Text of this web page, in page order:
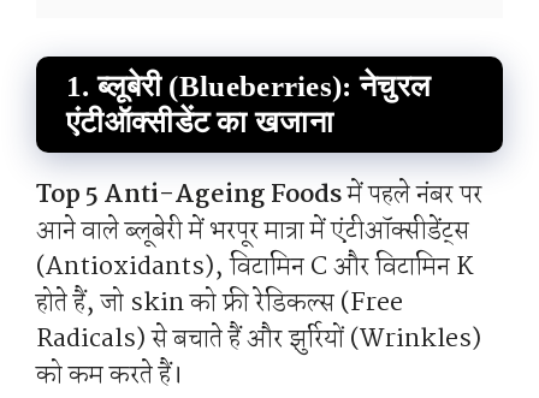
1. ब्लूबेरी (Blueberries): नेचुरल
एंटीऑक्सीडेंट का खजाना
Top 5 Anti-Ageing Foodsमें पहले नंबर पर
आने वाले ब्लूबेरी में भरपूर मात्रा में एंटीऑक्सीडेंट्स
(Antioxidants), विटामिन C और विटामिन K
होते हैं, जो skin को फ्री रेडिकल्स (Free
Radicals) से बचाते हैं और झुर्रियों (Wrinkles)
को कम करते हैं।